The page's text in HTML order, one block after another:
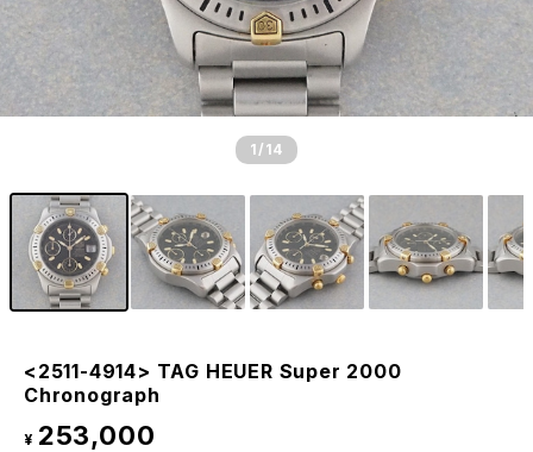
1 /14
<2511-4914> TAG HEUER Super 2000
Chronograph
¥ 253,000